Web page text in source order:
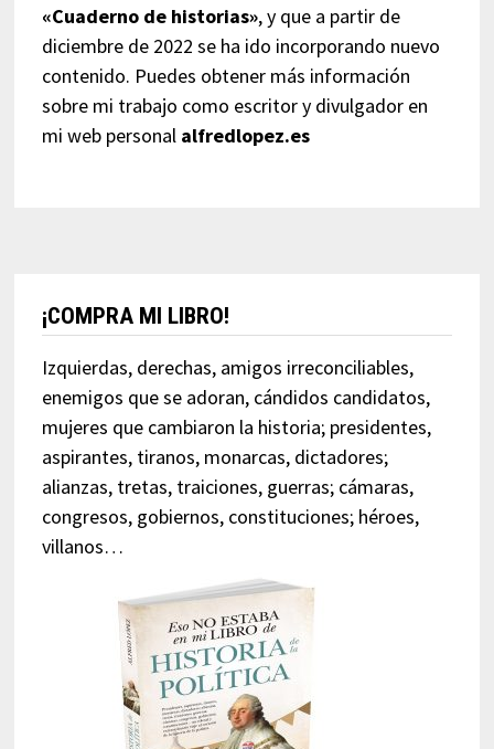
«Cuaderno de historias», y que a partir de
diciembre de 2022 se ha ido incorporando nuevo
contenido. Puedes obtener más información
sobre mi trabajo como escritor y divulgador en
mi web personal alfredlopez.es
¡COMPRA MI LIBRO!
Izquierdas, derechas, amigos irreconciliables,
enemigos que se adoran, cándidos candidatos,
mujeres que cambiaron la historia; presidentes,
aspirantes, tiranos, monarcas, dictadores;
alianzas, tretas, traiciones, guerras; cámaras,
congresos, gobiernos, constituciones; héroes,
villanos…